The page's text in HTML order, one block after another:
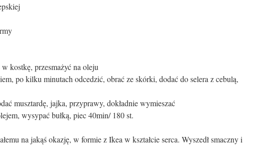
kostkę, przesmażyć na oleju
po kilku minutach odcedzić, obrać ze skórki, dodać do selera z cebulą,
musztardę, jajka, przyprawy, dokładnie wymieszać
wysypać bułką, piec 40min/ 180 st.
na jakąś okazję, w formie z Ikea w kształcie serca. Wyszedł smaczny i